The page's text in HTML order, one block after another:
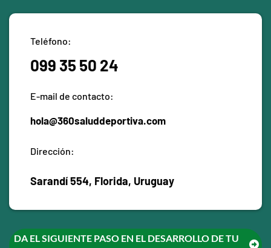
Teléfono:
099 35 50 24
E-mail de contacto:
hola@360saluddeportiva.com
Dirección:
Sarandí 554, Florida, Uruguay
DA EL SIGUIENTE PASO EN EL DESARROLLO DE TU